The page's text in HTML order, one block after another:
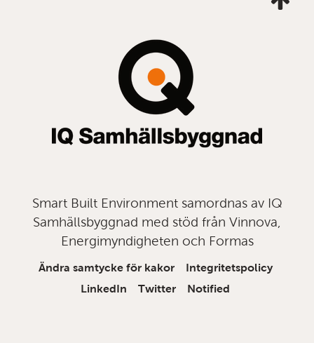
mig
Smart Built Environment samordnas av IQ
Samhällsbyggnad med stöd från Vinnova,
Energimyndigheten och Formas
Ändra samtycke för kakor
Integritetspolicy
LinkedIn
Twitter Notified